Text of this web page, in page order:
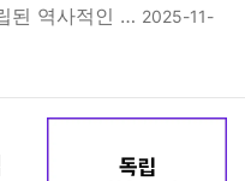
된 역사적인 … 2025-11-